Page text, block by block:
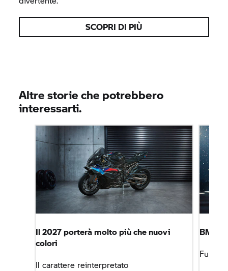
SCOPRI DI PIÙ
Altre storie che potrebbero
interessarti.
Il 2027 porterà molto più che nuovi
colori
Il carattere reinterpretato
BMW
Full